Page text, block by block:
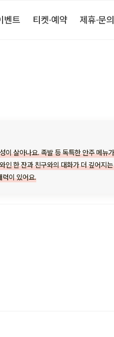
벤트 티켓·예약 제휴·문
살아나요. 족발 등 독특한 안주 메뉴
한 잔과 친구와의 대화가 더 깊어지
력이 있어요.